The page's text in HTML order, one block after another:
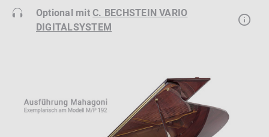
Optional mitC. BECHSTEIN VARIO
DIGITALSYSTEM